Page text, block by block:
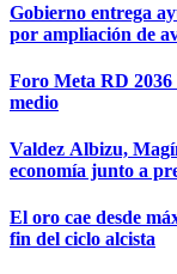
Gobierno entrega
por ampliación de
Foro Meta RD
medio
Valdez Albizu,
economía junto a
El oro cae desde
fin del ciclo alcista